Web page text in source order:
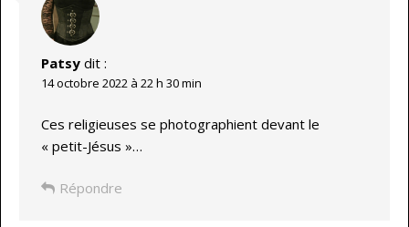
Patsy dit :
14 octobre 2022 à 22 h 30 min
Ces religieuses se photographient devant le
« petit-Jésus »…
Répondre